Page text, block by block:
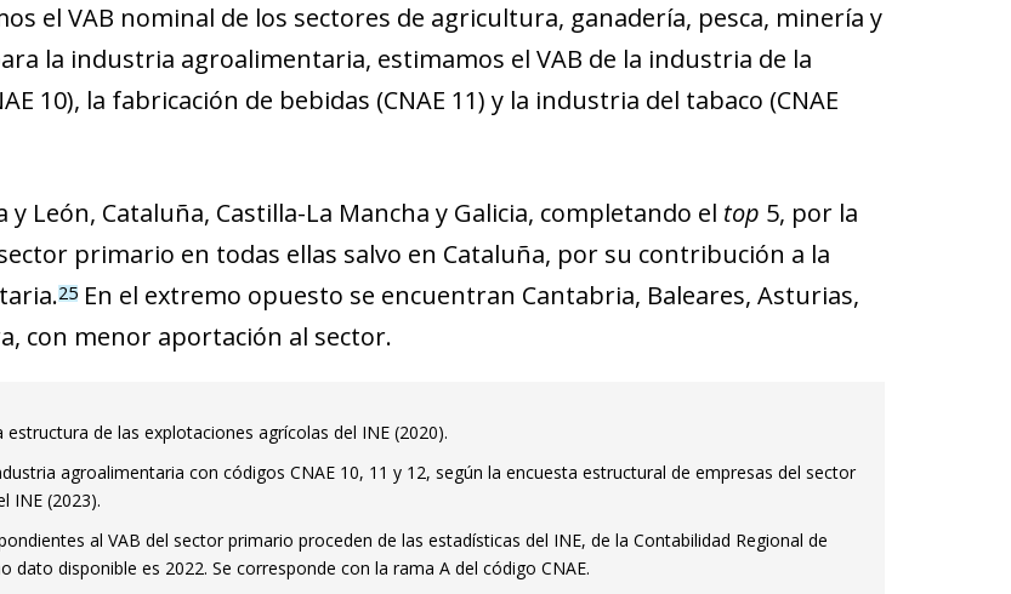
el VAB nominal de los sectores de agricultura, ganadería, pesca, minería y
la industria agroalimentaria, estimamos el VAB de la industria de la
10), la fabricación de bebidas (CNAE 11) y la industria del tabaco (CNAE
y León, Cataluña, Castilla-La Mancha y Galicia, completando el top 5, por la
primario en todas ellas salvo en Cataluña, por su contribución a la
25En el extremo opuesto se encuentran Cantabria, Baleares, Asturias,
con menor aportación al sector.
estructura de las explotaciones agrícolas del INE (2020).
agroalimentaria con códigos CNAE 10, 11 y 12, según la encuesta estructural de empresas del sector
INE (2023).
al VAB del sector primario proceden de las estadísticas del INE, de la Contabilidad Regional de
dato disponible es 2022. Se corresponde con la rama A del código CNAE.